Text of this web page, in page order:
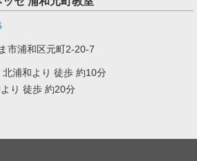
市浦和区元町2-20-7
浦和より 徒歩 約10分
り 徒歩 約20分